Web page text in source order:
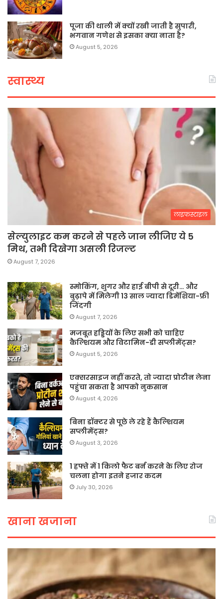
पूजा की थाली में क्यों रखी जाती है सुपारी,
भगवान गणेश से इसका क्या नाता है?
August 5, 2026
स्वास्थ्य
लाइफस्टाइल
सेल्युलाइट कम करने से पहले जान लीजिए ये 5
मिथ, तभी दिखेगा असली रिजल्ट
August 7, 2026
स्मोकिंग, शुगर और हाई बीपी से दूरी… और
बुढ़ापे में मिलेगी 13 साल ज्यादा डिमेंशिया-फ्री
जिंदगी
August 7, 2026
मजबूत हड्डियों के लिए सभी को चाहिए
कैल्शियम और विटामिन-डी सप्लीमेंट्स?
August 5, 2026
एक्सरसाइज नहीं करते, तो ज्यादा प्रोटीन लेना
पहुंचा सकता है आपको नुकसान
August 4, 2026
बिना डॉक्टर से पूछे ले रहे हैं कैल्शियम
सप्लीमेंट्स?
August 3, 2026
1 हफ्ते में 1 किलो फैट बर्न करने के लिए रोज
चलना होगा इतने हजार कदम
July 30, 2026
खाना खजाना